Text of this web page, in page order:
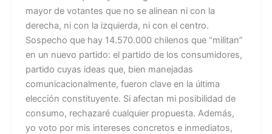
c
e
b
o
o
k
at
s
A
p
p
mayor de votantes que no se alinean ni con la
derecha, ni con la izquierda, ni con el centro.
Sospecho que hay 14.570.000 chilenos que “militan”
en un nuevo partido: el partido de los consumidores,
partido cuyas ideas que, bien manejadas
comunicacionalmente, fueron clave en la última
elección constituyente. Si afectan mi posibilidad de
consumo, rechazaré cualquier propuesta. Además,
yo voto por mis intereses concretos e inmediatos,